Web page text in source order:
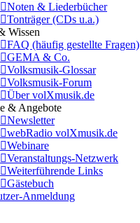
Noten & Liederbücher
Tonträger (CDs u.a.)
Wissen
FAQ (häufig gestellte Fragen)
GEMA & Co.
Volksmusik-Glossar
Volksmusik-Forum
Über volXmusik.de
& Angebote
Newsletter
webRadio volXmusik.de
Webinare
Veranstaltungs-Netzwerk
Weiterführende Links
Gästebuch
Anmeldung